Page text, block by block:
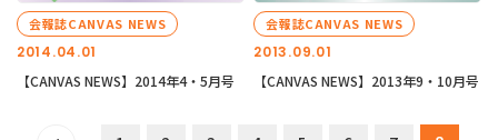
2014.04.01
会報誌CANVAS NEWS
【CANVAS NEWS】2014年4・5月号
2013.09.01
会報誌CANVAS NEWS
【CANVAS NEWS】2013年9・10月号